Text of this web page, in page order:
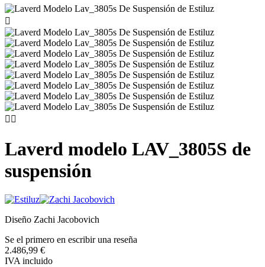

 
Laverd modelo LAV_3805S de
suspensión
Diseño Zachi Jacobovich
Se el primero en escribir una reseña
2.486,99 €
IVA incluido